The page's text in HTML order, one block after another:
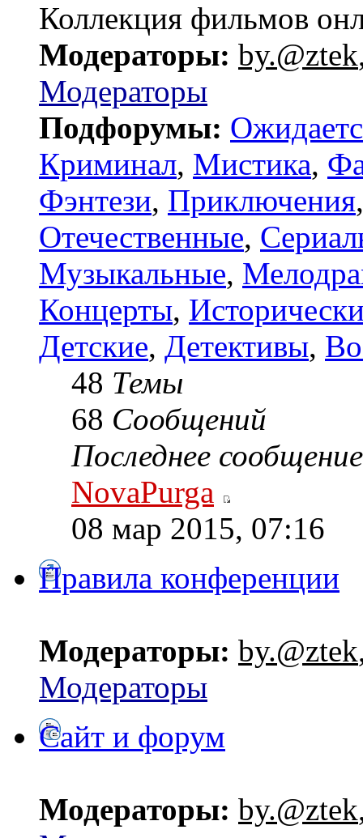
Коллекция фильмов
Модераторы: by.@ztek
Модераторы
Подфорумы:
Криминал, Мистика,
Фэнтези, Приключения
Отечественные,
Музыкальные,
Концерты,
Детские, Детективы,
48 Темы
68 Сообщений
Последнее сообщение
NovaPurga
08 мар 2015, 07:16
Правила конференции
Модераторы: by.@ztek
Модераторы
Сайт и форум
Модераторы: by.@ztek